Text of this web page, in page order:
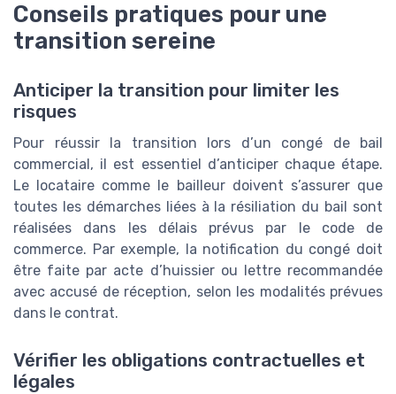
Conseils pratiques pour une
transition sereine
Anticiper la transition pour limiter les
risques
Pour réussir la transition lors d’un congé de bail
commercial, il est essentiel d’anticiper chaque étape.
Le locataire comme le bailleur doivent s’assurer que
toutes les démarches liées à la résiliation du bail sont
réalisées dans les délais prévus par le code de
commerce. Par exemple, la notification du congé doit
être faite par acte d’huissier ou lettre recommandée
avec accusé de réception, selon les modalités prévues
dans le contrat.
Vérifier les obligations contractuelles et
légales